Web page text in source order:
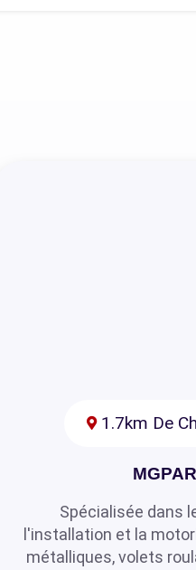
1.7km De
Spécialisée dans
l'installation et la
métalliques, volets